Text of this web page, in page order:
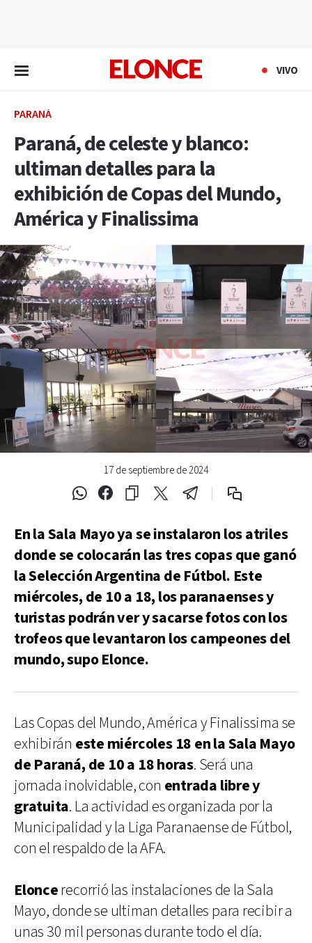
VIVO
PARANÁ
Paraná, de celeste y blanco:
ultiman detalles para la
exhibición de Copas del Mundo,
América y Finalissima
17 de septiembre de 2024
En la Sala Mayo ya se instalaron los atriles
donde se colocarán las tres copas que ganó
la Selección Argentina de Fútbol. Este
miércoles, de 10 a 18, los paranaenses y
turistas podrán ver y sacarse fotos con los
trofeos que levantaron los campeones del
mundo, supo Elonce.
Las Copas del Mundo, América y Finalissima se
exhibirán este miércoles 18 en la Sala Mayo
de Paraná, de 10 a 18 horas. Será una
jornada inolvidable, con entrada libre y
gratuita. La actividad es organizada por la
Municipalidad y la Liga Paranaense de Fútbol,
con el respaldo de la AFA.
Eloncerecorrió las instalaciones de la Sala
Mayo, donde se ultiman detalles para recibir a
unas 30 mil personas durante todo el día.